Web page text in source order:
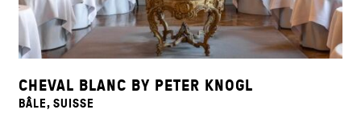
CHEVAL BLANC BY PETER KNOGL
BÂLE, SUISSE